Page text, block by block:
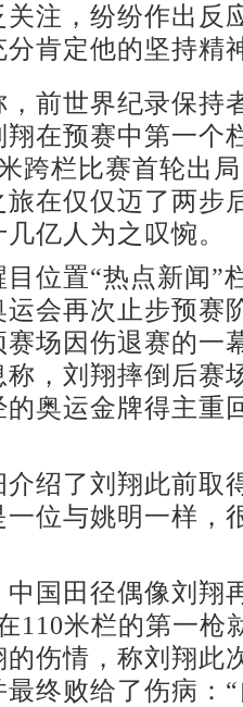
注，纷纷作出反
肯定他的坚持精
世界纪录保持
在预赛中第一个
跨栏比赛首轮出
在仅仅迈了两步
亿人为之叹惋。
置“热点新闻”
会再次止步预赛
场因伤退赛的一
，刘翔摔倒后赛
的奥运金牌得主重
了刘翔此前取
位与姚明一样，
田径偶像刘翔
110米栏的第一枪
伤情，称刘翔此
终败给了伤病：